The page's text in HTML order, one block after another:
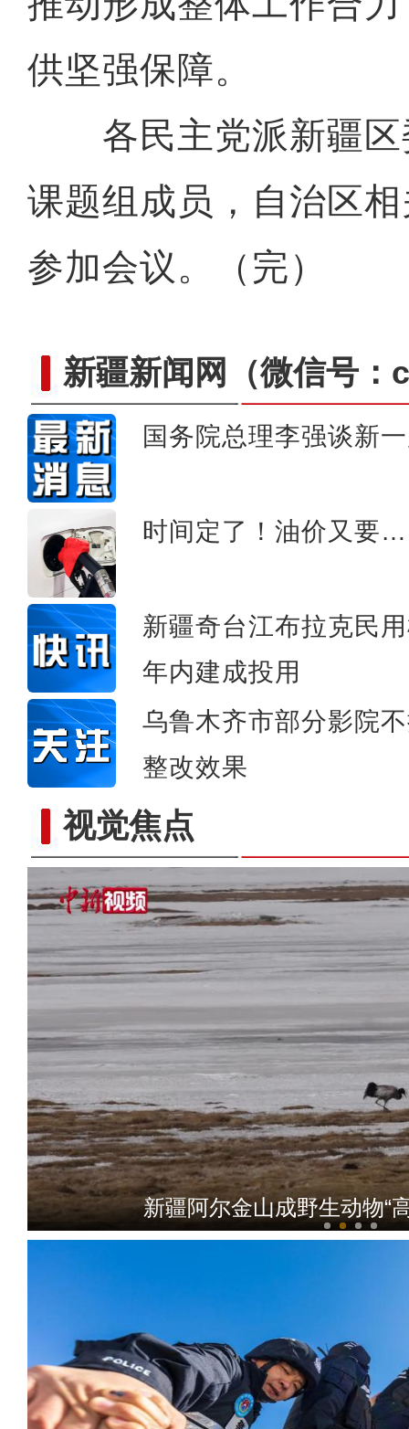
供坚强保障。
各民主党派新疆区
课题组成员，自治区
参加会议。（完）
新疆新闻网 （微信号
国务院总理李强谈新
时间定了！油价又要
新疆奇台江布拉克民
年内建成投用
乌鲁木齐市部分影院
整改效果
视觉焦点
第三次新疆科考：阿尔金
新疆阿尔金山成野生动物“
新疆“旅交会”：260多套